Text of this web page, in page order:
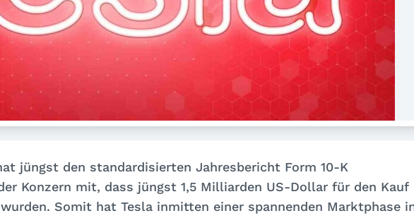
jüngst den standardisierten Jahresbericht Form 10-K
Konzern mit, dass jüngst 1,5 Milliarden US-Dollar für den Kauf
Somit hat Tesla inmitten einer spannenden Marktphase